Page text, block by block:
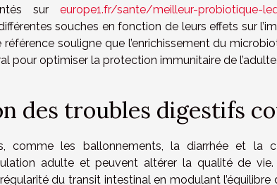
sur europe1.fr/sante/meilleur-probiotique-
souches en fonction de leurs effets sur
référence souligne que l’enrichissement du
pour optimiser la protection immunitaire de l’adulte.
des troubles digestifs
comme les ballonnements, la diarrhée et la
adulte et peuvent altérer la qualité de vie.
du transit intestinal en modulant